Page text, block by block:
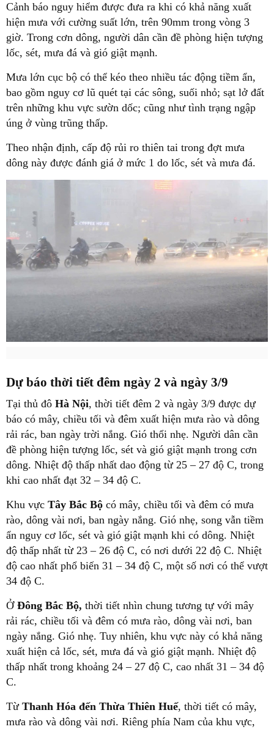
Cảnh báo nguy hiểm được đưa ra khi có khả năng xuất
hiện mưa với cường suất lớn, trên 90mm trong vòng 3
giờ. Trong cơn dông, người dân cần đề phòng hiện tượng
lốc, sét, mưa đá và gió giật mạnh.
Mưa lớn cục bộ có thể kéo theo nhiều tác động tiềm ẩn,
bao gồm nguy cơ lũ quét tại các sông, suối nhỏ; sạt lở đất
trên những khu vực sườn dốc; cũng như tình trạng ngập
úng ở vùng trũng thấp.
Theo nhận định, cấp độ rủi ro thiên tai trong đợt mưa
dông này được đánh giá ở mức 1 do lốc, sét và mưa đá.
Dự báo thời tiết đêm ngày 2 và ngày 3/9
Tại thủ đô Hà Nội, thời tiết đêm 2 và ngày 3/9 được dự
báo có mây, chiều tối và đêm xuất hiện mưa rào và dông
rải rác, ban ngày trời nắng. Gió thổi nhẹ. Người dân cần
đề phòng hiện tượng lốc, sét và gió giật mạnh trong cơn
dông. Nhiệt độ thấp nhất dao động từ 25 – 27 độ C, trong
khi cao nhất đạt 32 – 34 độ C.
Khu vực Tây Bắc Bộ có mây, chiều tối và đêm có mưa
rào, dông vài nơi, ban ngày nắng. Gió nhẹ, song vẫn tiềm
ẩn nguy cơ lốc, sét và gió giật mạnh khi có dông. Nhiệt
độ thấp nhất từ 23 – 26 độ C, có nơi dưới 22 độ C. Nhiệt
độ cao nhất phổ biến 31 – 34 độ C, một số nơi có thể vượt
34 độ C.
Ở Đông Bắc Bộ, thời tiết nhìn chung tương tự với mây
rải rác, chiều tối và đêm có mưa rào, dông vài nơi, ban
ngày nắng. Gió nhẹ. Tuy nhiên, khu vực này có khả năng
xuất hiện cả lốc, sét, mưa đá và gió giật mạnh. Nhiệt độ
thấp nhất trong khoảng 24 – 27 độ C, cao nhất 31 – 34 độ
C.
Từ Thanh Hóa đến Thừa Thiên Huế, thời tiết có mây,
mưa rào và dông vài nơi. Riêng phía Nam của khu vực,